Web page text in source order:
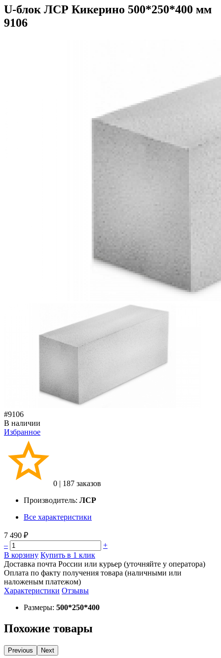
U-блок ЛСР Кикерино 500*250*400 мм
9106
#9106
В наличии
Избранное
0 | 187 заказов
Производитель: ЛСР
Все характеристики
7 490 ₽
–
+
В корзину Купить в 1 клик
Доставка почта России или курьер (уточняйте у оператора)
Оплата по факту получения товара (наличными или
наложеным платежом)
Характеристики Отзывы
Размеры: 500*250*400
Похожие товары
Previous Next